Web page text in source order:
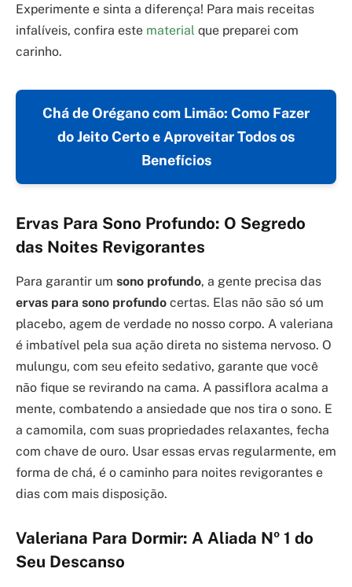
Experimente e sinta a diferença! Para mais receitas
infalíveis, confira este material que preparei com
carinho.
Chá de Orégano com Limão: Como Fazer
do Jeito Certo e Aproveitar Todos os
Benefícios
Ervas Para Sono Profundo: O Segredo
das Noites Revigorantes
Para garantir um sono profundo, a gente precisa das
ervas para sono profundo certas. Elas não são só um
placebo, agem de verdade no nosso corpo. A valeriana
é imbatível pela sua ação direta no sistema nervoso. O
mulungu, com seu efeito sedativo, garante que você
não fique se revirando na cama. A passiflora acalma a
mente, combatendo a ansiedade que nos tira o sono. E
a camomila, com suas propriedades relaxantes, fecha
com chave de ouro. Usar essas ervas regularmente, em
forma de chá, é o caminho para noites revigorantes e
dias com mais disposição.
Valeriana Para Dormir: A Aliada Nº 1 do
Seu Descanso